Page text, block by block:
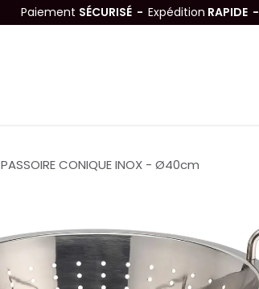
Paiement SÉCURISÉ - Expédition RAPIDE -
PASSOIRE CONIQUE INOX - Ø40cm